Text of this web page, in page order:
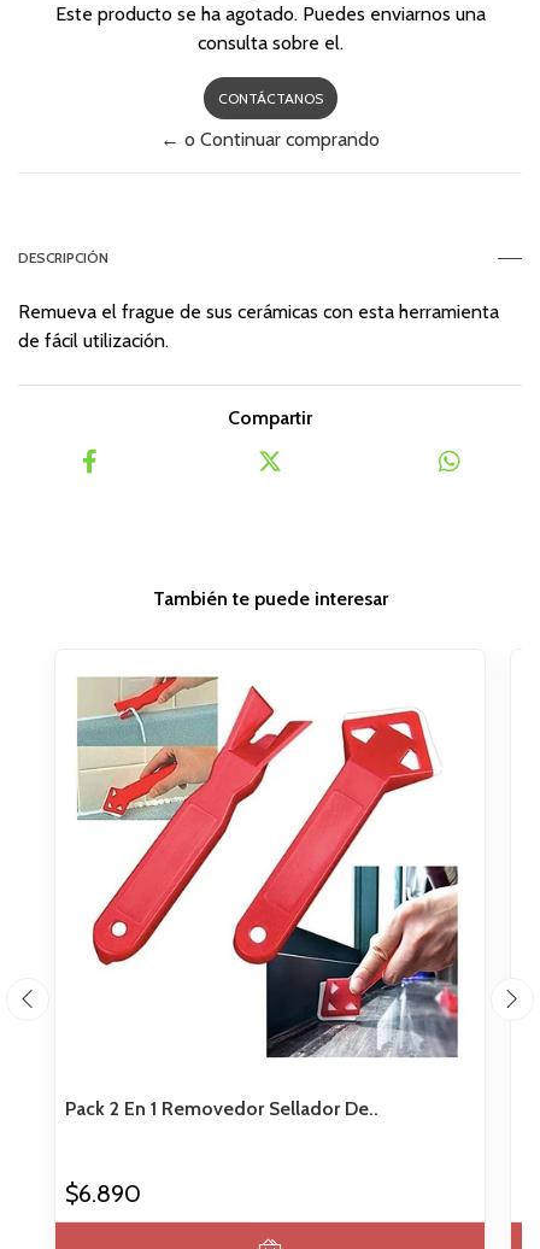
Este producto se ha agotado. Puedes enviarnos una
consulta sobre el.
CONTÁCTANOS
← o Continuar comprando
DESCRIPCIÓN
Remueva el frague de sus cerámicas con esta herramienta
de fácil utilización.
Compartir
También te puede interesar
Pack 2 En 1 Removedor Sellador De..
$6.890